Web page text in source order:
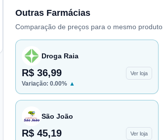
Outras Farmácias
Comparação de preços para o mesmo produto.
Droga Raia
R$ 36,99 Ver loja
Variação: 0.00% ▲
São João
R$ 45,19 Ver loja